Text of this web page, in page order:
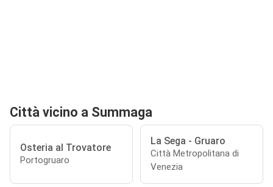
Città vicino a Summaga
Osteria al Trovatore
Portogruaro
La Sega - Gruaro
Città Metropolitana di
Venezia